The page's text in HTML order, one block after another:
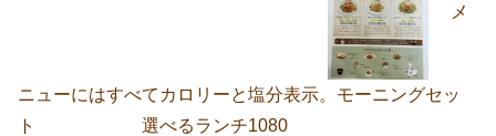
メ
ニューにはすべてカロリーと塩分表示。 モーニングセッ
ト 選べるランチ1080